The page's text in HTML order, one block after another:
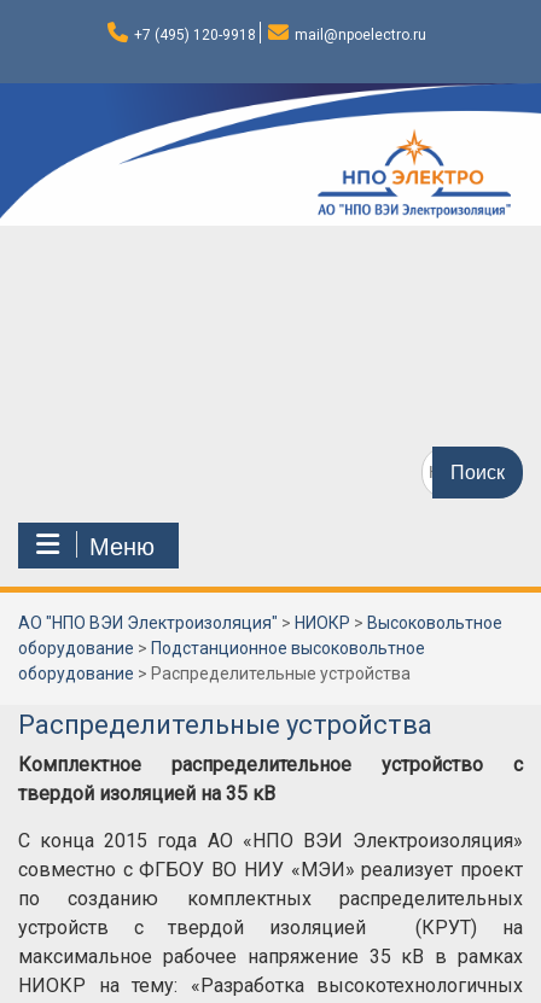
+7 (495) 120-9918 mail@npoelectro.ru
Поиск
по:
Меню
АО "НПО ВЭИ Электроизоляция" > НИОКР > Высоковольтное
оборудование > Подстанционное высоковольтное
оборудование > Распределительные устройства
Распределительные устройства
Комплектное распределительное устройство с
твердой изоляцией на 35 кВ
С конца 2015 года АО «НПО ВЭИ Электроизоляция»
совместно с ФГБОУ ВО НИУ «МЭИ» реализует проект
по созданию комплектных распределительных
устройств с твердой изоляцией (КРУТ) на
максимальное рабочее напряжение 35 кВ в рамках
НИОКР на тему: «Разработка высокотехнологичных